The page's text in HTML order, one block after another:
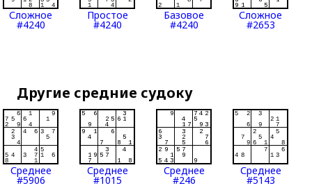
Сложное
#4240
Простое
#4240
Базовое
#4240
Сложное
#2653
Другие средние судоку
Среднее
#5906
Среднее
#1015
Среднее
#246
Среднее
#5143